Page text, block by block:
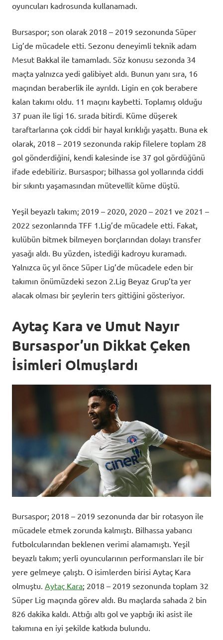
oyuncuları kadrosunda kullanamadı.
Bursaspor; son olarak 2018 – 2019 sezonunda Süper
Lig’de mücadele etti. Sezonu deneyimli teknik adam
Mesut Bakkal ile tamamladı. Söz konusu sezonda 34
maçta yalnızca yedi galibiyet aldı. Bunun yanı sıra, 16
maçından beraberlik ile ayrıldı. Ligin en çok berabere
kalan takımı oldu. 11 maçını kaybetti. Toplamış olduğu
37 puan ile ligi 16. sırada bitirdi. Küme düşerek
taraftarlarına çok ciddi bir hayal kırıklığı yaşattı. Buna ek
olarak, 2018 – 2019 sezonunda rakip filelere toplam 28
gol gönderdiğini, kendi kalesinde ise 37 gol gördüğünü
ifade edebiliriz. Bursaspor; bilhassa gol yollarında ciddi
bir sıkıntı yaşamasından mütevellit küme düştü.
Yeşil beyazlı takım; 2019 – 2020, 2020 – 2021 ve 2021 –
2022 sezonlarında TFF 1.Lig’de mücadele etti. Fakat,
kulübün bitmek bilmeyen borçlarından dolayı transfer
yasağı aldı. Bu yüzden, istediği kadroyu kuramadı.
Yalnızca üç yıl önce Süper Lig’de mücadele eden bir
takımın önümüzdeki sezon 2.Lig Beyaz Grup’ta yer
alacak olması bir şeylerin ters gittiğini gösteriyor.
Aytaç Kara ve Umut Nayır
Bursaspor’un Dikkat Çeken
İsimleri Olmuşlardı
Bursaspor; 2018 – 2019 sezonunda dar bir rotasyon ile
mücadele etmek zorunda kalmıştı. Bilhassa yabancı
futbolcularından beklenen verimi alamamıştı. Yeşil
beyazlı takım; yerli oyuncularının performansları ile bir
yere gelmeye çalıştı. O isimlerden birisi Aytaç Kara
olmuştu. Aytaç Kara; 2018 – 2019 sezonunda toplam 32
Süper Lig maçında görev aldı. Bu maçlarda sahada 2 bin
826 dakika kaldı. Attığı altı gol ve yaptığı iki asist ile
takımına en iyi şekilde katkıda bulundu.